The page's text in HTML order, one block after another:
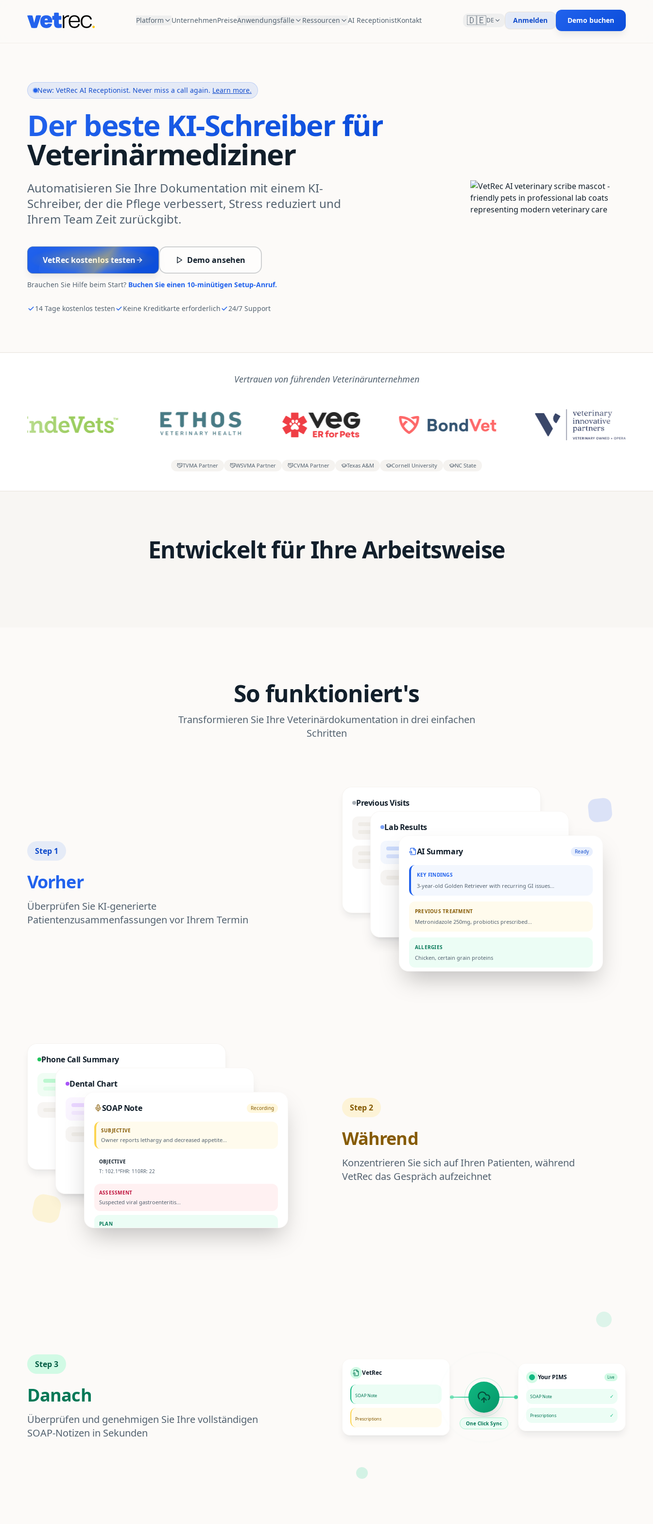
Platform UnternehmenPreiseAnwendungsfälle Ressourcen AI ReceptionistKontakt 🇩🇪DE Anmelden Demo buchen
New: VetRec AI Receptionist. Never miss a call again. Learn more.
Der beste KI-Schreiber für
Veterinärmediziner
Automatisieren Sie Ihre Dokumentation mit einem KI-
Schreiber, der die Pflege verbessert, Stress reduziert und
Ihrem Team Zeit zurückgibt.
VetRec kostenlos testen Demo ansehen
Brauchen Sie Hilfe beim Start? Buchen Sie einen 10-minütigen Setup-Anruf.
14 Tage kostenlos testen Keine Kreditkarte erforderlich 24/7 Support
Vertrauen von führenden Veterinärunternehmen
TVMA Partner WSVMA Partner CVMA Partner Texas A&M Cornell University NC State
Entwickelt für Ihre Arbeitsweise
So funktioniert's
Transformieren Sie Ihre Veterinärdokumentation in drei einfachen
Schritten
Step 1
Vorher
Überprüfen Sie KI-generierte
Patientenzusammenfassungen vor Ihrem Termin
Previous Visits
Lab Results
AI Summary Ready
KEY FINDINGS
3-year-old Golden Retriever with recurring GI issues...
PREVIOUS TREATMENT
Metronidazole 250mg, probiotics prescribed...
ALLERGIES
Chicken, certain grain proteins
Step2
Während
Konzentrieren Sie sich auf Ihren Patienten, während
VetRec das Gespräch aufzeichnet
Phone Call Summary
Dental Chart
SOAP Note Recording
SUBJECTIVE
Owner reports lethargy and decreased appetite...
OBJECTIVE
T: 102.1°FHR: 110RR: 22
ASSESSMENT
Suspected viral gastroenteritis...
PLAN
Step3
Danach
Überprüfen und genehmigen Sie Ihre vollständigen
SOAP-Notizen in Sekunden
VetRec
SOAP Note
Prescriptions
One Click Sync
Your PIMS Live
SOAP Note ✓
Prescriptions ✓